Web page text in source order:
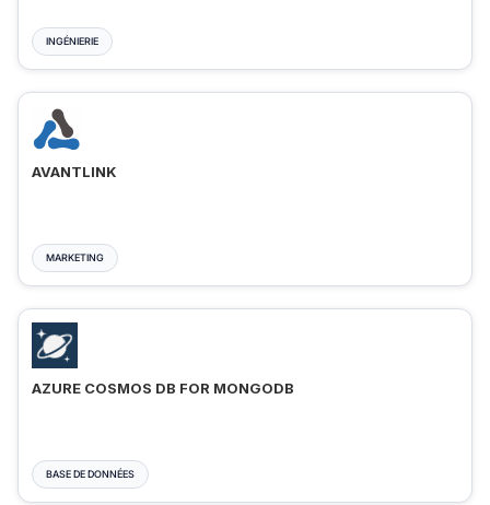
INGÉNIERIE
AVANTLINK
MARKETING
AZURE COSMOS DB FOR MONGODB
BASE DE DONNÉES